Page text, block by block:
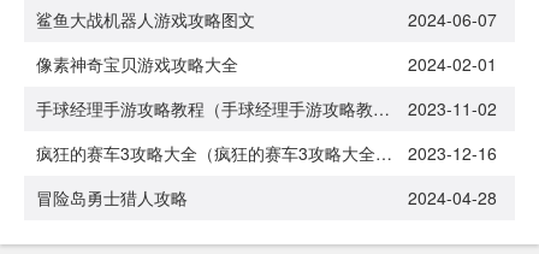
鲨鱼大战机器人游戏攻略图文
2024-06-07
像素神奇宝贝游戏攻略大全
2024-02-01
手球经理手游攻略教程（手球经理手游攻略教程大全）
2023-11-02
疯狂的赛车3攻略大全（疯狂的赛车3攻略大全视频）
2023-12-16
冒险岛勇士猎人攻略
2024-04-28